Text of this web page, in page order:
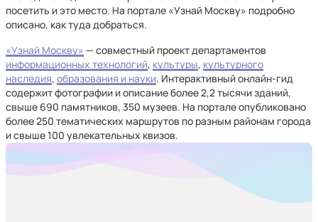
посетить и это место. На портале «Узнай Москву» подробно
описано, как туда добраться.
«Узнай Москву» — совместный проект департаментов
информационных технологий, культуры, культурного
наследия, образования и науки. Интерактивный онлайн-гид
содержит фотографии и описание более 2,2 тысячи зданий,
свыше 690 памятников, 350 музеев. На портале опубликовано
более 250 тематических маршрутов по разным районам города
и свыше 100 увлекательных квизов.